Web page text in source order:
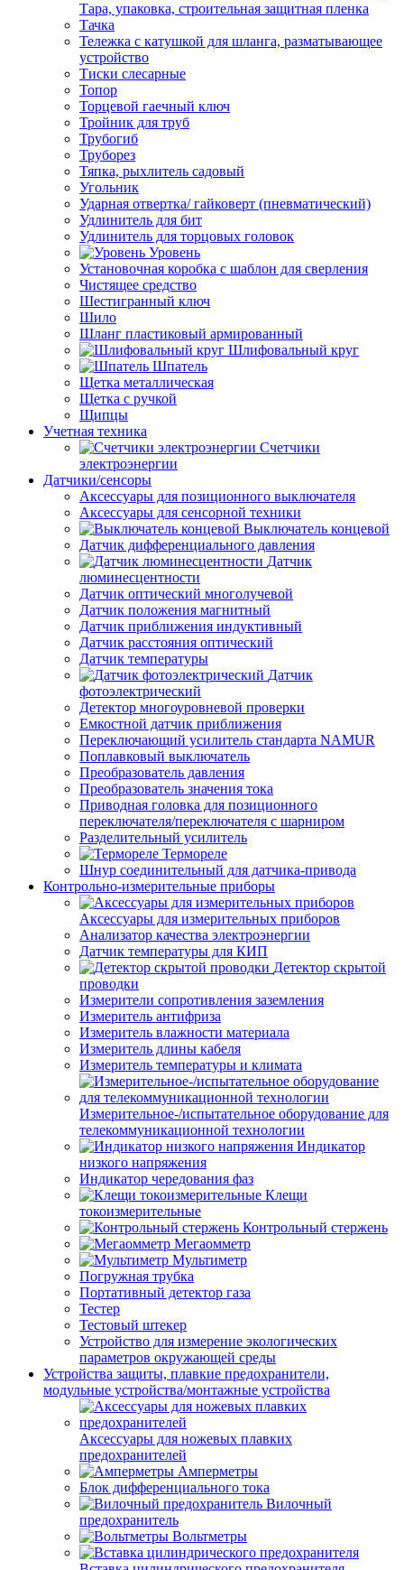
Тара, упаковка, строительная защитная пленка
Тачка
Тележка с катушкой для шланга, разматывающее
устройство
Тиски слесарные
Топор
Торцевой гаечный ключ
Тройник для труб
Трубогиб
Труборез
Тяпка, рыхлитель садовый
Угольник
Ударная отвертка/ гайковерт (пневматический)
Удлинитель для бит
Удлинитель для торцовых головок
Уровень
Установочная коробка с шаблон для сверления
Чистящее средство
Шестигранный ключ
Шило
Шланг пластиковый армированный
Шлифовальный круг
Шпатель
Щетка металлическая
Щетка с ручкой
Щипцы
Учетная техника
Счетчики
электроэнергии
Датчики/сенсоры
Аксессуары для позиционного выключателя
Аксессуары для сенсорной техники
Выключатель концевой
Датчик дифференциального давления
Датчик
люминесцентности
Датчик оптический многолучевой
Датчик положения магнитный
Датчик приближения индуктивный
Датчик расстояния оптический
Датчик температуры
Датчик
фотоэлектрический
Детектор многоуровневой проверки
Емкостной датчик приближения
Переключающий усилитель стандарта NAMUR
Поплавковый выключатель
Преобразователь давления
Преобразователь значения тока
Приводная головка для позиционного
переключателя/переключателя с шарниром
Разделительный усилитель
Термореле
Шнур соединительный для датчика-привода
Контрольно-измерительные приборы
Аксессуары для измерительных приборов
Анализатор качества электроэнергии
Датчик температуры для КИП
Детектор скрытой
проводки
Измерители сопротивления заземления
Измеритель антифриза
Измеритель влажности материала
Измеритель длины кабеля
Измеритель температуры и климата
Измерительное-/испытательное оборудование для
телекоммуникационной технологии
Индикатор
низкого напряжения
Индикатор чередования фаз
Клещи
токоизмерительные
Контрольный стержень
Мегаомметр
Мультиметр
Погружная трубка
Портативный детектор газа
Тестер
Тестовый штекер
Устройство для измерение экологических
параметров окружающей среды
Устройства защиты, плавкие предохранители,
модульные устройства/монтажные устройства
Аксессуары для ножевых плавких
предохранителей
Амперметры
Блок дифференциального тока
Вилочный
предохранитель
Вольтметры